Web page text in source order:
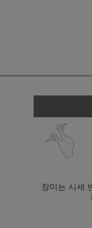
장미는 시세